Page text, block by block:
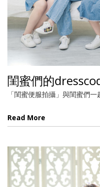
閨蜜們的
「閨蜜便服拍攝」與閨蜜們一
Read More